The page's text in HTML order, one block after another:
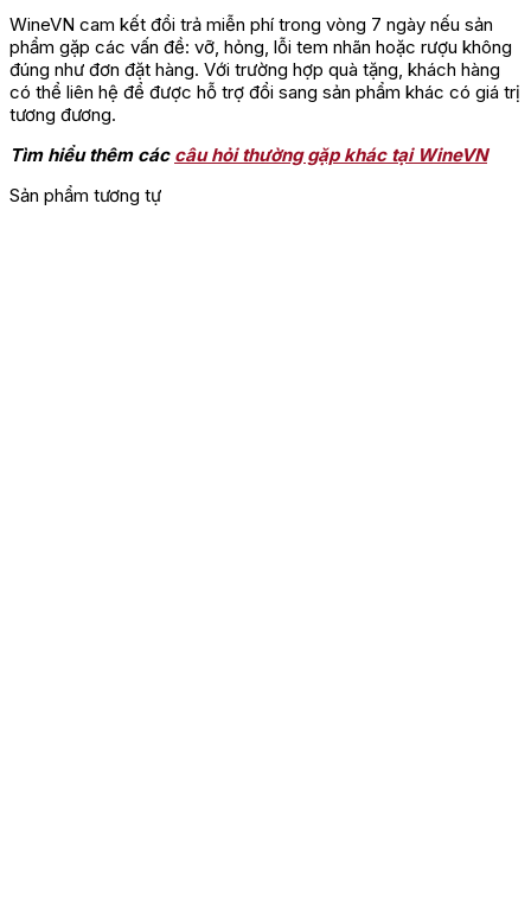
WineVN cam kết đổi trả miễn phí trong vòng 7 ngày nếu sản
phẩm gặp các vấn đề: vỡ, hỏng, lỗi tem nhãn hoặc rượu không
đúng như đơn đặt hàng. Với trường hợp quà tặng, khách hàng
có thể liên hệ để được hỗ trợ đổi sang sản phẩm khác có giá trị
tương đương.
Tìm hiểu thêm các câu hỏi thường gặp khác tại WineVN
Sản phẩm tương tự